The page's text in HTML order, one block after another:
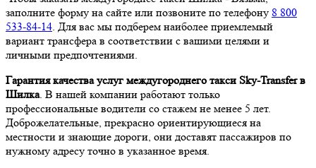
заполните форму на сайте или позвоните по телефону 8 800
533-84-14. Для вас мы подберем наиболее приемлемый
вариант трансфера в соответствии с вашими целями и
личными предпочтениями.
Гарантия качества услуг междугороднего такси Sky-Transfer в
Шилка. В нашей компании работают только
профессиональные водители со стажем не менее 5 лет.
Доброжелательные, прекрасно ориентирующиеся на
местности и знающие дороги, они доставят пассажиров по
нужному адресу точно в указанное время.